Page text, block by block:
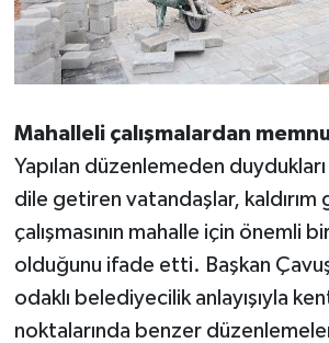
Mahalleli çalışmalardan
Yapılan düzenlemeden
dile getiren vatandaşlar, kaldırım
çalışmasının mahalle için önemli
olduğunu ifade etti. Başkan
odaklı belediyecilik anlayışıyla
noktalarında benzer